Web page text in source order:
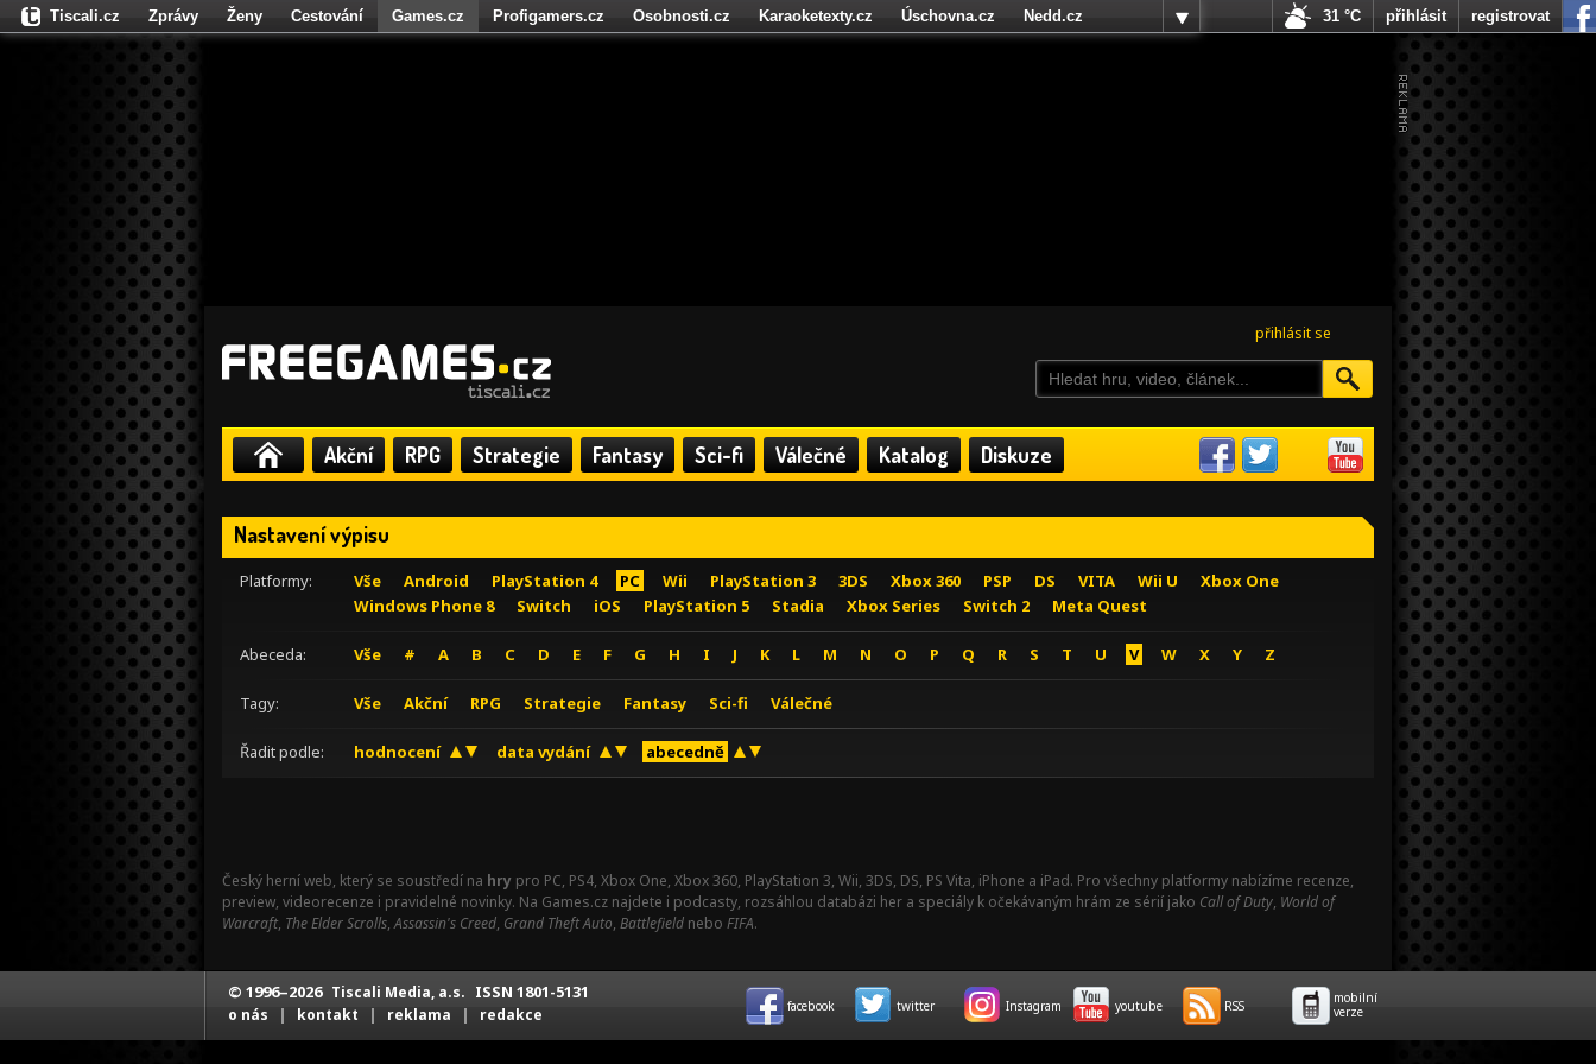
přihlásit se
Akční RPG Strategie Fantasy Sci-fi Válečné Katalog Diskuze
Nastavení výpisu
Platformy: Vše Android PlayStation 4 PC Wii PlayStation 3 3DS Xbox 360 PSP DS VITA Wii U
Xbox One
Windows Phone 8
Switch iOS PlayStation 5 Stadia Xbox Series Switch 2 Meta Quest
Abeceda: Vše # A B C D E F G H I J K L M N O P Q R S T U V W X Y Z
Tagy: Vše Akční RPG Strategie Fantasy Sci-fi Válečné
Řadit podle: hodnocení data vydání abecedně
Český herní web, který se soustředí na hry pro PC, PS4, Xbox One, Xbox 360, PlayStation 3, Wii, 3DS, DS, PS Vita, iPhone a iPad. Pro všechny platformy nabízíme recenze,
preview, videorecenze i pravidelné novinky. Na Games.cz najdete i podcasty, rozsáhlou databázi her a speciály k očekávaným hrám ze sérií jako Call of Duty, World of
Warcraft, The Elder Scrolls,Assassin's Creed, Grand Theft Auto, Battlefield nebo FIFA.
Tiscali.cz Zprávy Ženy Cestování Games.cz Profigamers.cz Osobnosti.cz Karaoketexty.cz Úschovna.cz
Nedd.cz
Fights.cz
31 °C přihlásit registrovat
© 1996–2026 Tiscali Media, a.s. ISSN 1801-5131
o nás | kontakt | reklama | redakce facebook twitter Instagram youtube RSS
mobilní
verze